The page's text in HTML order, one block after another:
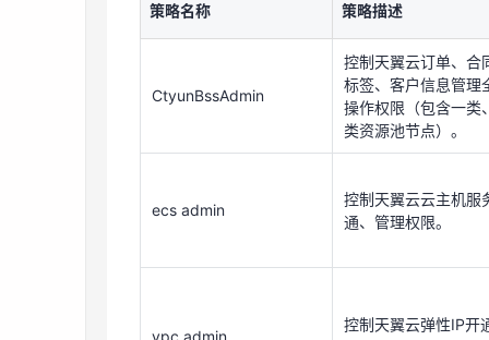
通过IAM授权使用日志审计（原生
创建IAM用户和登录
策略名称 策略描述
CtyunBssAdmin
控制天翼云订单、合
标签、客户信息管理
操作权限（包含一类
类资源池节点）。
ecs admin
控制天翼云云主机服
通、管理权限。
vpc admin
控制天翼云弹性IP开